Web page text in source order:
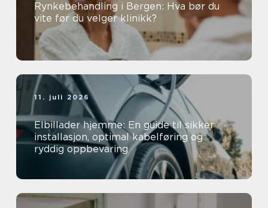
Rynkebehandling i Bergen: Hva bør du
vite før du velger klinikk?
11. juli 2026
Elbillader hjemme: En guide til sikker
installasjon, optimal kabelføring og
ryddig oppbevaring